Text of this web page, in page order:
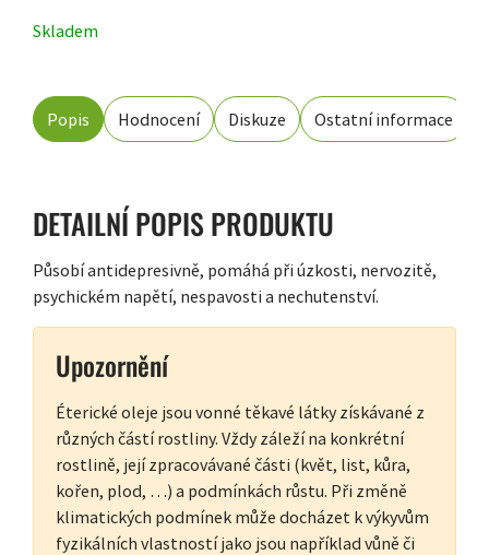
Skladem
Popis Hodnocení Diskuze Ostatní informace
DETAILNÍ POPIS PRODUKTU
Působí antidepresivně, pomáhá při úzkosti, nervozitě,
psychickém napětí, nespavosti a nechutenství.
Upozornění
Éterické oleje jsou vonné těkavé látky získávané z
různých částí rostliny. Vždy záleží na konkrétní
rostlině, její zpracovávané části (květ, list, kůra,
kořen, plod, …) a podmínkách růstu. Při změně
klimatických podmínek může docházet k výkyvům
fyzikálních vlastností jako jsou například vůně či